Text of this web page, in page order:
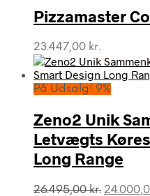
Pizzamaster
23.447,00 kr.
På Udsalg! 9%
Zeno2 Unik
Letvægts
Long Range
26.495,00kr. Den